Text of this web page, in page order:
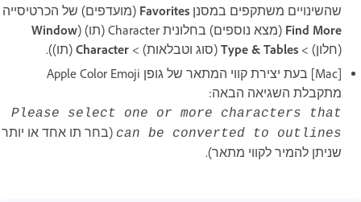
שהשינויים משתקפים במסנן Favorites (מועדפים) של הכרטיסייה
Find More (מצא נוספים) בחלונית Character (תו) (
Window
(חלון) > Type & Tables (סוג וטבלאות) > Character (תו)).
[Mac] בעת יצירת קווי המתאר של גופן Apple Color Emoji
מתקבלת השגיאה הבאה:
Please select one or more characters that
can be converted to outlines (בחר תו אחד או יותר
שניתן להמיר לקווי מתאר).